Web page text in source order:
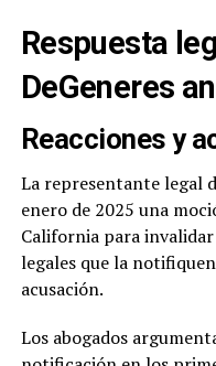
Respuesta
DeGeneres
Reacciones y
La representante legal
enero de 2025 una
California para
legales que la
acusación.
Los abogados